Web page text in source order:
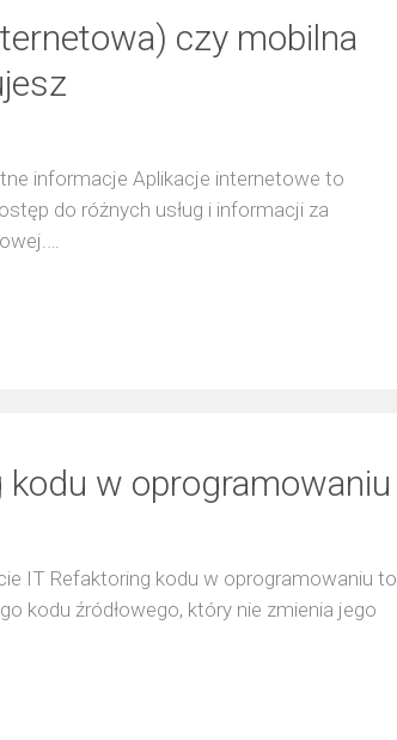
czy mobilna
informacje Aplikacje internetowe to
do różnych usług i informacji za
w oprogramowaniu
IT Refaktoring kodu w oprogramowaniu to
kodu źródłowego, który nie zmienia jego